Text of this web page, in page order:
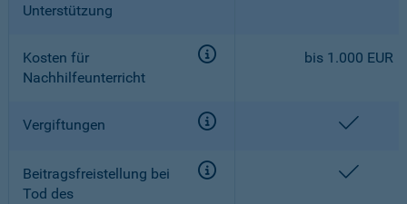
Unterstützung
Kosten für
Nachhilfeunterricht
bis 1.000 EUR
Vergiftungen
Beitragsfreistellung bei
Tod des